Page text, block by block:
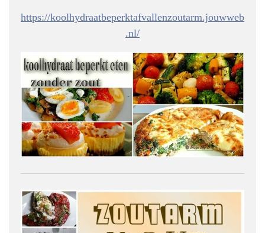
https://koolhydraatbeperktafvallenzoutarm.jouwweb
.nl/